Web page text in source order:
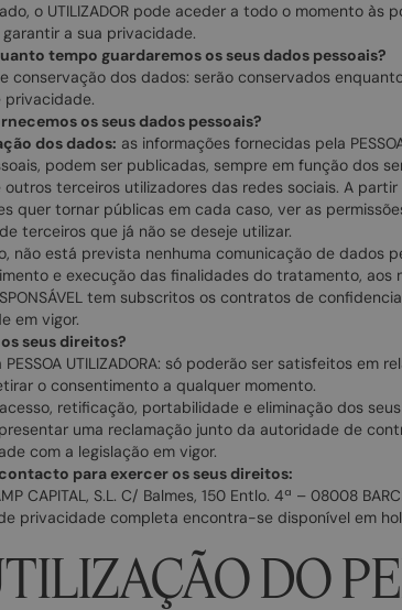
o UTILIZADOR pode aceder a todo o momento
a sua privacidade.
tempo guardaremos os seus dados pessoais?
conservação dos dados: serão conservados
privacidade.
os seus dados pessoais?
dos dados: as informações fornecidas pela
podem ser publicadas, sempre em função dos
terceiros utilizadores das redes sociais. A partir
quer tornar públicas em cada caso, ver as
terceiros que já não se deseje utilizar.
não está prevista nenhuma comunicação de dados
e execução das finalidades do tratamento,
tem subscritos os contratos de
em vigor.
seus direitos?
UTILIZADORA: só poderão ser satisfeitos em
o consentimento a qualquer momento.
retificação, portabilidade e eliminação dos
uma reclamação junto da autoridade de
com a legislação em vigor.
para exercer os seus direitos:
CAPITAL, S.L. C/ Balmes, 150 Entlo. 4ª – 08008
privacidade completa encontra-se disponível em
DO